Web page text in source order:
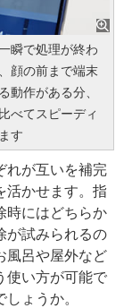
瞬で処理が終わ
顔の前まで端末
動作がある分、
べてスピーディ
す
れが互いを補完
活かせます。指
時にはどちらか
が試みられるの
風呂や屋外など
使い方が可能で
ょうか。